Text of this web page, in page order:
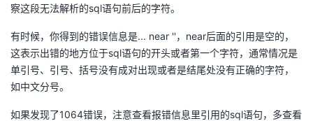
客
论
坛
的
圈
子
我
的
直
播
我
的
活
我
的
我
察这段无法解析的sql语句前后的字符。
有时候，你得到的错误信息是... near ''，near后面的引用是空的，
这表示出错的地方位于sql语句的开头或者第一个字符，通常情况是
单引号、引号、括号没有成对出现或者是结尾处没有正确的字符，
如中文分号。
如果发现了1064错误，注意查看报错信息里引用的sql语句，多查看